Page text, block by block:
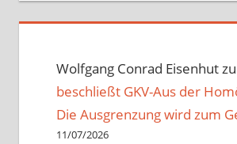
Wolfgang Conrad Eisenhutzu
beschließt GKV-Aus der
Die Ausgrenzung wird zum
11/07/2026